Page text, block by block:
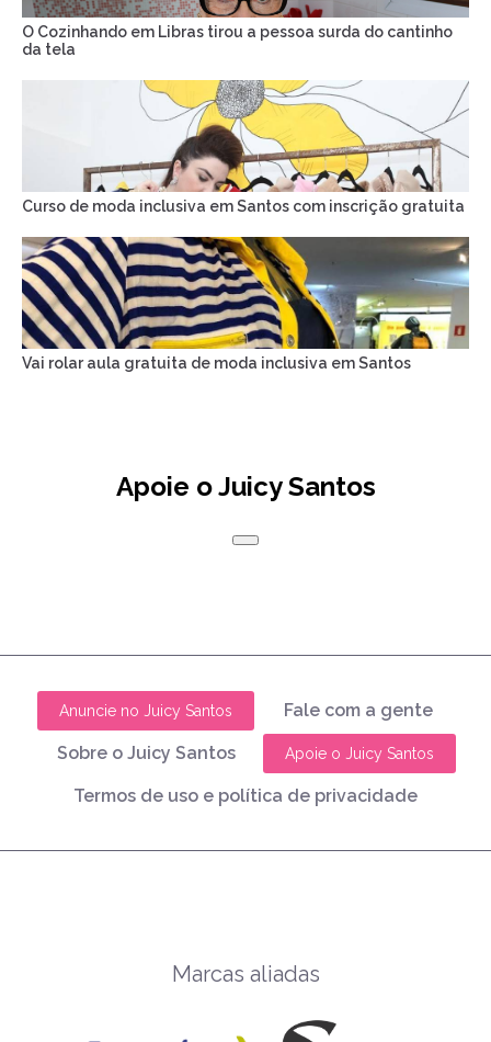
O Cozinhando em Libras tirou a pessoa surda do cantinho
da tela
Curso de moda inclusiva em Santos com inscrição gratuita
Vai rolar aula gratuita de moda inclusiva em Santos
Apoie o Juicy Santos
Anuncie no Juicy Santos Fale com a gente
Sobre o Juicy Santos Apoie o Juicy Santos
Termos de uso e política de privacidade
Marcas aliadas